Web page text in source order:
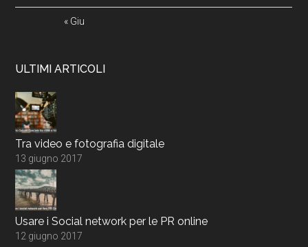
« Giu
ULTIMI ARTICOLI
Tra video e fotografia digitale
13 giugno 2017
Usare i Social network per le PR online
12 giugno 2017